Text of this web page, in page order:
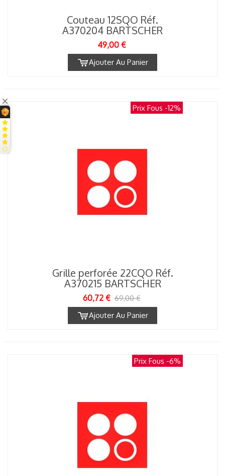
Couteau 12SQO Réf.
A370204 BARTSCHER
49,00 €
Ajouter Au Panier
Prix Fous -12%
Grille perforée 22CQO Réf.
A370215 BARTSCHER
60,72 € 69,00 €
Ajouter Au Panier
Prix Fous -6%